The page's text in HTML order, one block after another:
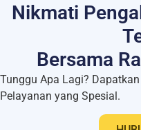
Nikmati
Bersama
Tunggu Apa Lagi?
Pelayanan yang Spesial.